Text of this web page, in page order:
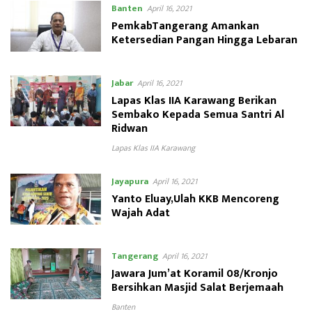
Banten April 16, 2021
PemkabTangerang Amankan
Ketersedian Pangan Hingga Lebaran
Jabar April 16, 2021
Lapas Klas IIA Karawang Berikan
Sembako Kepada Semua Santri Al
Ridwan
Lapas Klas IIA Karawang
Jayapura April 16, 2021
Yanto Eluay,Ulah KKB Mencoreng
Wajah Adat
Tangerang April 16, 2021
Jawara Jum’at Koramil 08/Kronjo
Bersihkan Masjid Salat Berjemaah
Banten